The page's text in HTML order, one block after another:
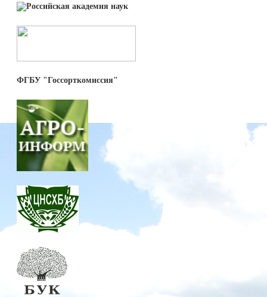
ФГБУ "Госсорткомиссия"